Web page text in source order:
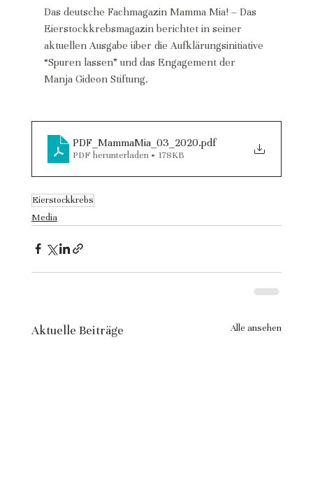
Das deutsche Fachmagazin Mamma Mia! – Das
Eierstockkrebsmagazin berichtet in seiner
aktuellen Ausgabe über die Aufklärungsinitiative
“Spuren lassen” und das Engagement der
Manja Gideon Stiftung.
PDF_MammaMia_03_2020.pdf
PDF herunterladen • 178KB
Eierstockkrebs
Media
Aktuelle Beiträge Alle ansehen